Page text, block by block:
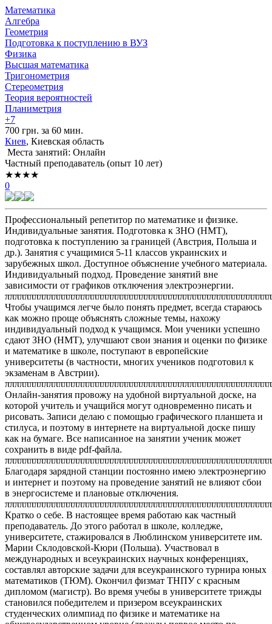
Математика
Алгебра
Геометрия
Подготовка к поступлению в ВУЗ
Физика
Высшая математика
Тригонометрия
Стереометрия
Теория вероятностей
Планиметрия
+7
700 грн. за 60 мин.
Киев, Киевская область
Места занятий: Онлайн
Частный преподаватель (опыт 10 лет)
★★★★
0
Профессиональный репетитор по математике и физике.
Индивидуальные занятия. Подготовка к ЗНО (НМТ),
подготовка к поступлению за границей (Австрия, Польша и
др.). Занятия с учащимися 5-11 классов украинских и
зарубежных школ. Доступное объяснение учебного материала.
Индивидуальный подход. Проведение занятий вне
зависимости от графиков отключения электроэнергии.
Чтобы учащимся легче было понять предмет, всегда стараюсь
как можно проще объяснять сложные темы, нахожу
индивидуальный подход к учащимся. Мои ученики успешно
сдают ЗНО (НМТ), улучшают свои знания и оценки по физике
и математике в школе, поступают в европейские
университеты (в частности, многих учеников подготовил к
экзаменам в Австрии).
Онлайн-занятия провожу на удобной виртуальной доске, на
которой учитель и учащийся могут одновременно писать и
рисовать. Записи делаю с помощью графического планшета и
стилуса, и поэтому в интернете на виртуальной доске пишу
как на бумаге. Все написанное на занятии ученик может
сохранить в виде pdf-файла.
Благодаря зарядной станции постоянно имею электроэнергию
и интернет и поэтому на проведение занятий не влияют сбои
в энергосистеме и плановые отключения.
Кратко о себе. В настоящее время работаю как частный
преподаватель. До этого работал в школе, колледже,
университете, стажировался в Люблинском университете им.
Марии Склодовской-Кюри (Польша). Участвовал в
международных и всеукраинских научных конференциях,
составлял авторские задачи для всеукраинского турнира юных
математиков (ТЮМ). Окончил физмат ТНПУ с красным
дипломом (магистр). Во время учебы в университете трижды
становился победителем и призером всеукраинских
студенческих олимпиад по физике и математике на